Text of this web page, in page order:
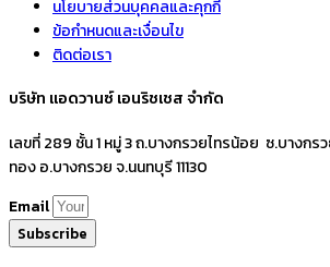
นโยบายส่วนบุคคลและคุกกี้
ข้อกำหนดและเงื่อนไข
ติดต่อเรา
บริษัท แอดวานซ์ เอนริชเชส จำกัด
เลขที่ 289 ชั้น 1 หมู่ 3 ถ.บางกรวยไทรน้อย ซ.บางกร
ทอง อ.บางกรวย จ.นนทบุรี 11130
Email
Subscribe